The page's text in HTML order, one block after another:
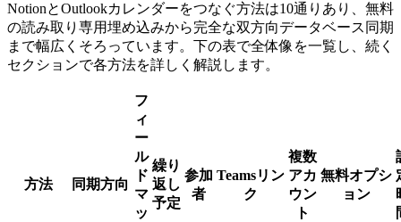
NotionとOutlookカレンダーをつなぐ方法は10通りあり、無料
の読み取り専用埋め込みから完全な双方向データベース同期
まで幅広くそろっています。下の表で全体像を一覧し、続く
セクションで各方法を詳しく解説します。
方法 同期方向
フ
ィ
ー
ル
ド
マ
ッ
繰り
返し
予定
参加
者
Teamsリン
ク
複数
アカ
ウン
ト
無料オプシ
ョン